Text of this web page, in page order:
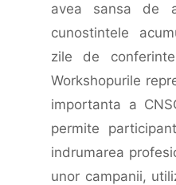
avea sansa de
cunostintele
zile de
Workshopurile
importanta a
permite
indrumarea
unor campanii,